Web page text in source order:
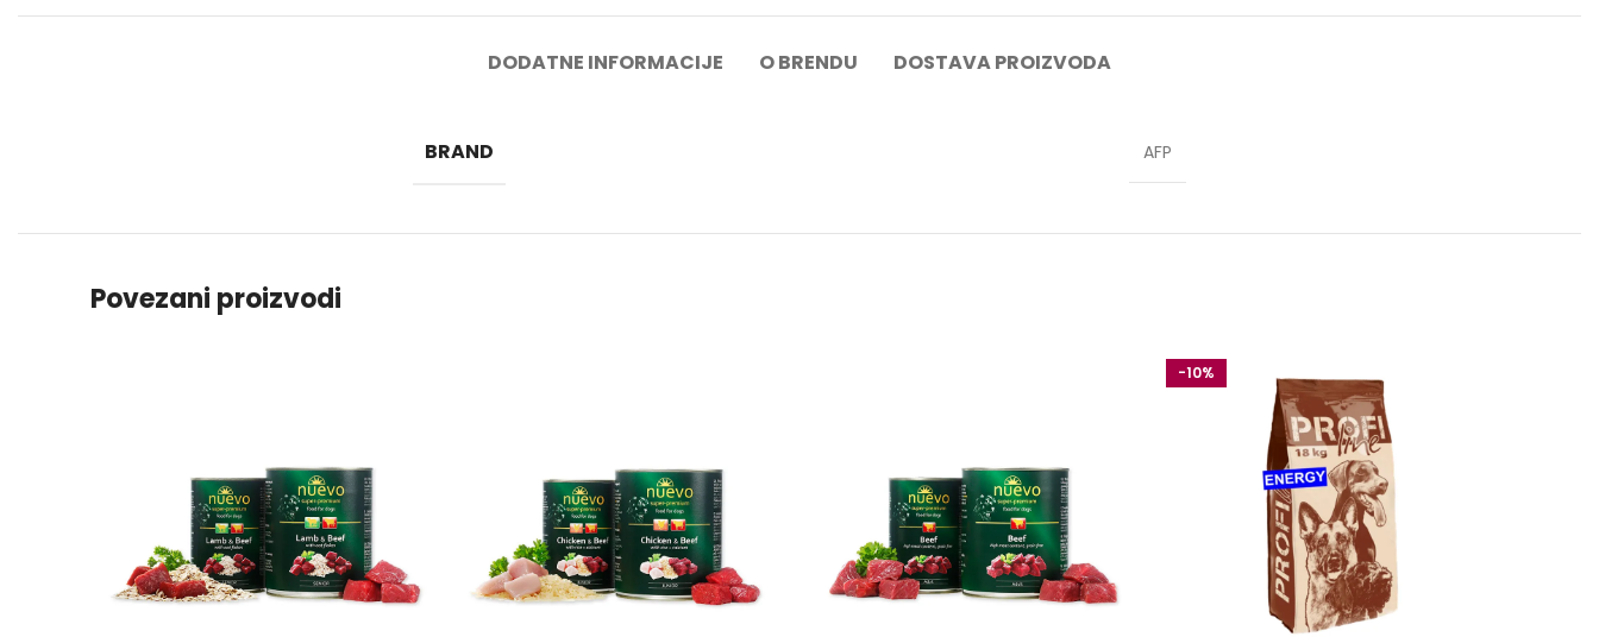
DODATNE INFORMACIJE O BRENDU DOSTAVA PROIZVODA
BRAND AFP
Povezani proizvodi
-10%